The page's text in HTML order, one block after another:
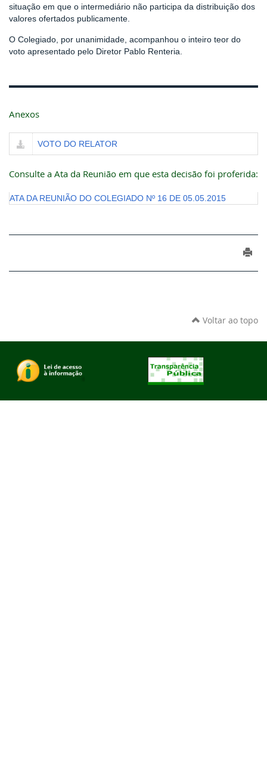
situação em que o intermediário não participa da distribuição dos
valores ofertados publicamente.
O Colegiado, por unanimidade, acompanhou o inteiro teor do
voto apresentado pelo Diretor Pablo Renteria.
Anexos
VOTO DO RELATOR
Consulte a Ata da Reunião em que esta decisão foi proferida:
ATA DA REUNIÃO DO COLEGIADO Nº 16 DE 05.05.2015
Voltar ao topo